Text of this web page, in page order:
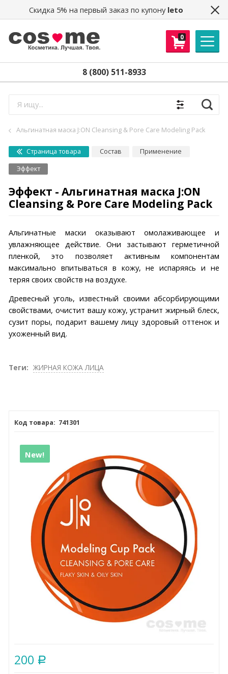
Скидка 5% на первый заказ по купону leto
0
8 (800) 511-8933
Найти
Альгинатная маска J:ON Cleansing & Pore Care Modeling Pack
Страница товара Состав
Применение
Эффект
Эффект - Альгинатная маска J:ON
Cleansing & Pore Care Modeling Pack
Альгинатные маски оказывают омолаживающее и
увлажняющее действие. Они застывают герметичной
пленкой, это позволяет активным компонентам
максимально впитываться в кожу, не испаряясь и не
теряя своих свойств на воздухе.
Древесный уголь, известный своими абcорбирующими
свойствами, очистит вашу кожу, устранит жирный блеск,
сузит поры, подарит вашему лицу здоровый оттенок и
ухоженный вид.
Теги: ЖИРНАЯ КОЖА ЛИЦА
741301
New!
200 Р